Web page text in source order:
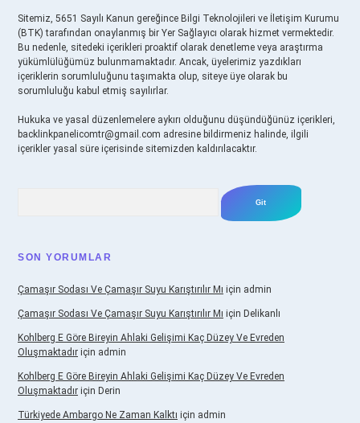
Sitemiz, 5651 Sayılı Kanun gereğince Bilgi Teknolojileri ve İletişim Kurumu
(BTK) tarafından onaylanmış bir Yer Sağlayıcı olarak hizmet vermektedir.
Bu nedenle, sitedeki içerikleri proaktif olarak denetleme veya araştırma
yükümlülüğümüz bulunmamaktadır. Ancak, üyelerimiz yazdıkları
içeriklerin sorumluluğunu taşımakta olup, siteye üye olarak bu
sorumluluğu kabul etmiş sayılırlar.
Hukuka ve yasal düzenlemelere aykırı olduğunu düşündüğünüz içerikleri,
backlinkpanelicomtr@gmail.com adresine bildirmeniz halinde, ilgili
içerikler yasal süre içerisinde sitemizden kaldırılacaktır.
SON YORUMLAR
Çamaşır Sodası Ve Çamaşır Suyu Karıştırılır Mı için admin
Çamaşır Sodası Ve Çamaşır Suyu Karıştırılır Mı için Delikanlı
Kohlberg E Göre Bireyin Ahlaki Gelişimi Kaç Düzey Ve Evreden
Oluşmaktadır için admin
Kohlberg E Göre Bireyin Ahlaki Gelişimi Kaç Düzey Ve Evreden
Oluşmaktadır için Derin
Türkiyede Ambargo Ne Zaman Kalktı için admin